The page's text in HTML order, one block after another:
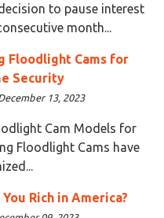
to pause interest
month...
Floodlight Cams for
Security
13, 2023
Cam Models for
Floodlight Cams have
Rich in America?